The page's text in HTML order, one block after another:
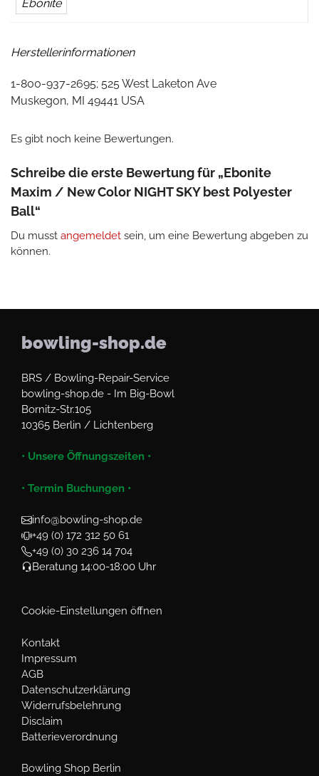
Ebonite
Herstellerinformationen
1-800-937-2695; 525 West Laketon Ave
Muskegon, MI 49441 USA
Es gibt noch keine Bewertungen.
Schreibe die erste Bewertung für „Ebonite
Maxim / New Color NIGHT SKY best Polyester
Ball“
Du musst angemeldet sein, um eine Bewertung abgeben zu
können.
bowling-shop.de
BRS / Bowling-Repair-Service
bowling-shop.de - Im Big-Bowl
Bornitz-Str.105
10365 Berlin / Lichtenberg
• Unsere Öffnungszeiten •
• Termin Buchungen •
info@bowling-shop.de
+49 (0) 172 312 50 61
+49 (0) 30 236 14 704
Beratung 14:00-18:00 Uhr
Cookie-Einstellungen öffnen
Kontakt
Impressum
AGB
Datenschutzerklärung
Widerrufsbelehrung
Disclaim
Batterieverordnung
Bowling Shop Berlin